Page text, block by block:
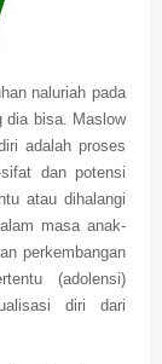
naluriah pada
dia bisa. Maslow
adalah proses
dan potensi
atau dihalangi
masa anak-
perkembangan
(adolensi)
diri dari